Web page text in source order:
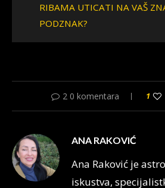
RIBAMA UTICATI NA VAŠ
PODZNAK?
2 0 komentara 1
ANA RAKOVIĆ
Ana Raković je
iskustva,